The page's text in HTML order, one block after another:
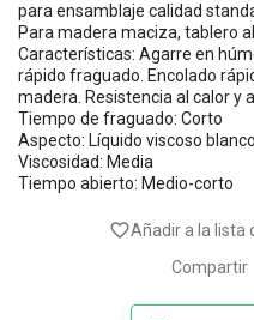
para ensamblaje calidad
Para madera maciza, tablero
Características: Agarre en
rápido fraguado. Encolado
madera. Resistencia al calor y
Tiempo de fraguado: Corto
Aspecto: Líquido viscoso blanco
Viscosidad: Media
Tiempo abierto: Medio-corto
favorite_borderAñadir a la lista
Compartir